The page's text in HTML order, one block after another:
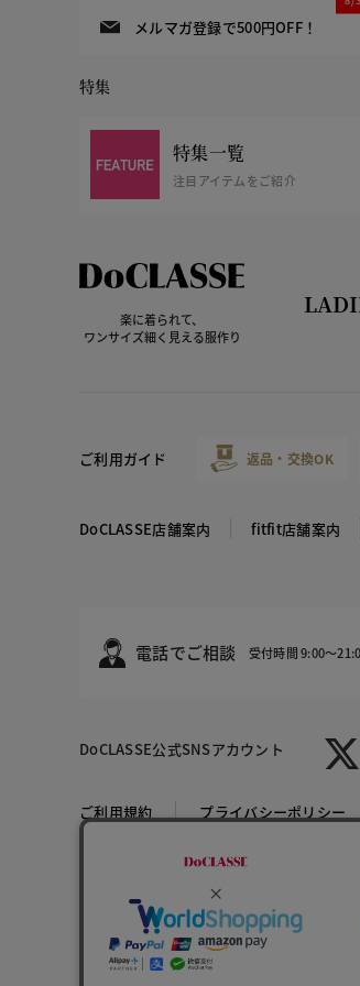
テラコッタ
メルマガ登録で500円OFF！
特集
特集一覧
注目アイテムをご紹介
楽に着られて、
ワンサイズ細く見える服作り
ご利用ガイド 返品・交換OK
DoCLASSE店舗案内 fitfit店舗案内
電話でご相談 受付時間 9:00～
DoCLASSE公式SNSアカウント
ご利用規約 プライバシーポリシー